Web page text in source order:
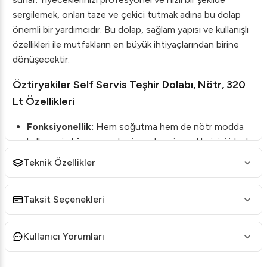
sergilemek, onları taze ve çekici tutmak adına bu dolap
önemli bir yardımcıdır. Bu dolap, sağlam yapısı ve kullanışlı
özellikleri ile mutfakların en büyük ihtiyaçlarından birine
dönüşecektir.
Öztiryakiler Self Servis Teşhir Dolabı, Nötr, 320
Lt Özellikleri
Fonksiyonellik: Hem soğutma hem de nötr modda
kullanım imkânı sunarak, yiyecek ve içeceklerinizi ideal
koşullarda sergiler.
Çok Yönlü Kullanım:Ahşap veya paslanmaz çelik
faturalarınızı azaltın, çevre dostu bir çözüm elde edin.
Teknik Özellikler
Taksit Seçenekleri
Kullanıcı Yorumları